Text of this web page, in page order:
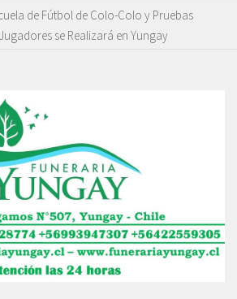
de Fútbol de Colo-Colo y Pruebas
se Realizará en Yungay